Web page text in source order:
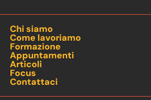
Chi siamo
Come lavoriamo
Formazione
Appuntamenti
Articoli
Focus
Contattaci